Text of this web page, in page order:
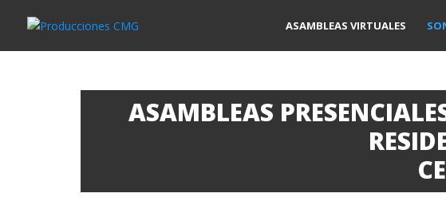
ASAMBLEAS VIRTUALES
ASAMBLEAS